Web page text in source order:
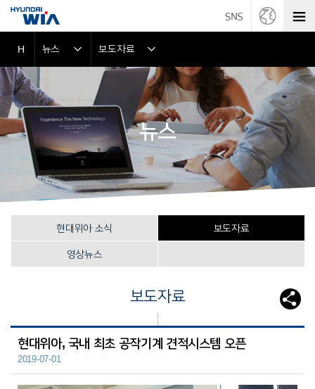
뉴스
H 뉴스 보도자료
현대위아 소식 보도자료
영상뉴스
보도자료
현대위아, 국내 최초 공작기계 견적시스템 오픈
2019-07-01